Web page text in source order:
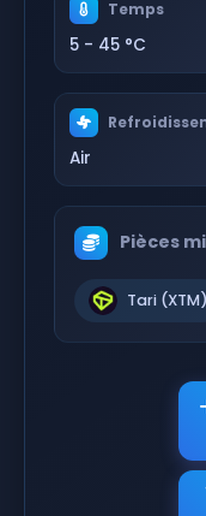
Temps
5 - 45 °C
Air
Pièces
Tari (XTM)